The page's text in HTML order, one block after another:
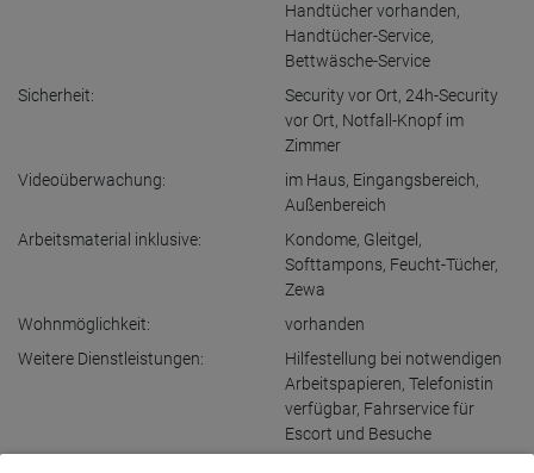
Handtücher vorhanden,
Handtücher-Service,
Bettwäsche-Service
Sicherheit:
Security vor Ort, 24h-Security
vor Ort, Notfall-Knopf im
Zimmer
Videoüberwachung:
im Haus, Eingangsbereich,
Außenbereich
Arbeitsmaterial inklusive:
Kondome, Gleitgel ,
Softtampons, Feucht-Tücher,
Zewa
Wohnmöglichkeit:
vorhanden
Weitere Dienstleistungen:
Hilfestellung bei notwendigen
Arbeitspapieren, Telefonistin
verfügbar, Fahrservice für
Escort und Besuche